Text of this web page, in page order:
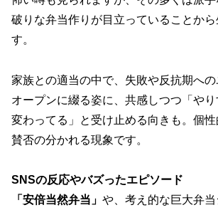
破りな弁当作りが目立っていることか
す。
家族との適当の中で、失敗や反抗期へ
オープンに綴る姿に、共感しつつ「や
変わってる」と受け止める向きも。個
賛否の分かれる現象です。
SNSの反応やバズったエピソード
「安倍当然弁当」 や、考え的な巨大弁